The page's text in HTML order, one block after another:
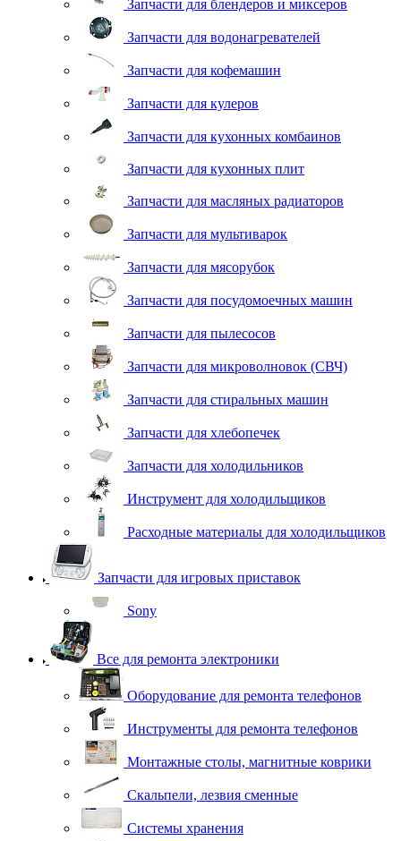
Запчасти для блендеров и миксеров
Запчасти для водонагревателей
Запчасти для кофемашин
Запчасти для кулеров
Запчасти для кухонных комбаинов
Запчасти для кухонных плит
Запчасти для масляных радиаторов
Запчасти для мультиварок
Запчасти для мясорубок
Запчасти для посудомоечных машин
Запчасти для пылесосов
Запчасти для микроволновок (СВЧ)
Запчасти для стиральных машин
Запчасти для хлебопечек
Запчасти для холодильников
Инструмент для холодильщиков
Расходные материалы для холодильщиков
Запчасти для игровых приставок
Sony
Все для ремонта электроники
Оборудование для ремонта телефонов
Инструменты для ремонта телефонов
Монтажные столы, магнитные коврики
Скальпели, лезвия сменные
Системы хранения